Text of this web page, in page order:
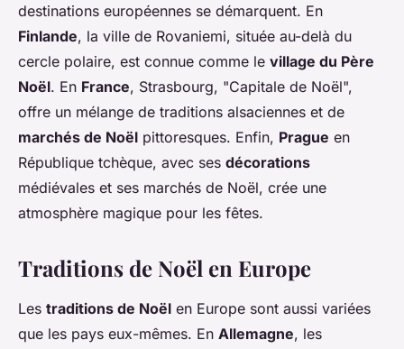
destinations européennes se démarquent. En
Finlande, la ville de Rovaniemi, située au-delà du
cercle polaire, est connue comme le village du Père
Noël. En France, Strasbourg, "Capitale de Noël",
offre un mélange de traditions alsaciennes et de
marchés de Noël pittoresques. Enfin, Prague en
République tchèque, avec ses décorations
médiévales et ses marchés de Noël, crée une
atmosphère magique pour les fêtes.
Traditions de Noël en Europe
Les traditions de Noël en Europe sont aussi variées
que les pays eux-mêmes. En Allemagne, les